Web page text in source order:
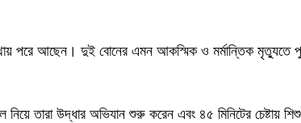
পরে আছেন। দুই বোনের এমন আকস্মিক ও মর্মান্তিক মৃত্যুতে
তারা উদ্ধার অভিযান শুরু করেন এবং ৪৫ মিনিটের চেষ্টায়